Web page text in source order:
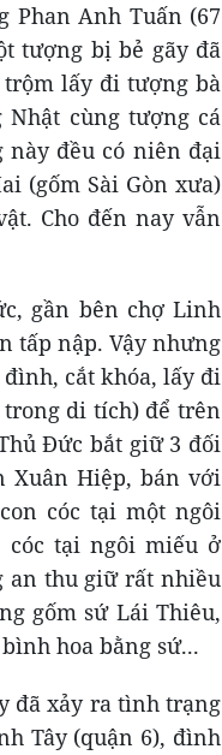
Phan Anh Tuấn (67
tượng bị bẻ gãy đã
trộm lấy đi tượng bà
Nhật cùng tượng cá
này đều có niên đại
(gốm Sài Gòn xưa)
Cho đến nay vẫn
gần bên chợ Linh
tấp nập. Vậy nhưng
cắt khóa, lấy đi
di tích) để trên
Đức bắt giữ 3 đối
Xuân Hiệp, bán với
cóc tại một ngôi
cóc tại ngôi miếu ở
an thu giữ rất nhiều
gốm sứ Lái Thiêu,
hoa bằng sứ...
đã xảy ra tình trạng
Tây (quận 6), đình